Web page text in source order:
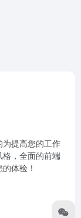
提高您的工作
，全面的前端
体验！